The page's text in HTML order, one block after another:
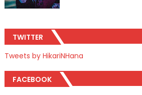
TWITTER
Tweets by HikariNHana
FACEBOOK